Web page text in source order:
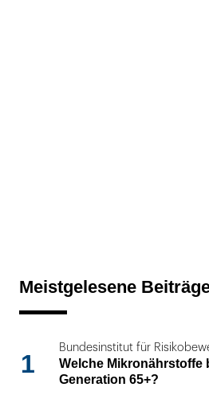
Meistgelesene
1
Bundesinstitut für
Welche Mikronährstoffe
Generation 65+?